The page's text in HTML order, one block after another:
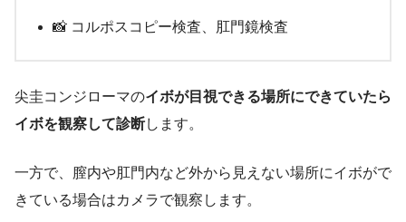
📸 コルポスコピー検査、肛門鏡検査
尖圭コンジローマのイボが目視できる場所にできていたら
イボを観察して診断します。
一方で、膣内や肛門内など外から見えない場所にイボがで
きている場合はカメラで観察します。